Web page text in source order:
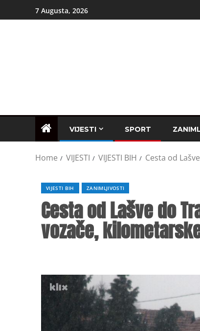
7 Augusta, 2026
VIJESTI SPORT
Home VIJESTI VIJESTI BIH Cesta od
VIJESTI BIH ZANIMLJIVOSTI
Cesta od Lašve do
vozače,